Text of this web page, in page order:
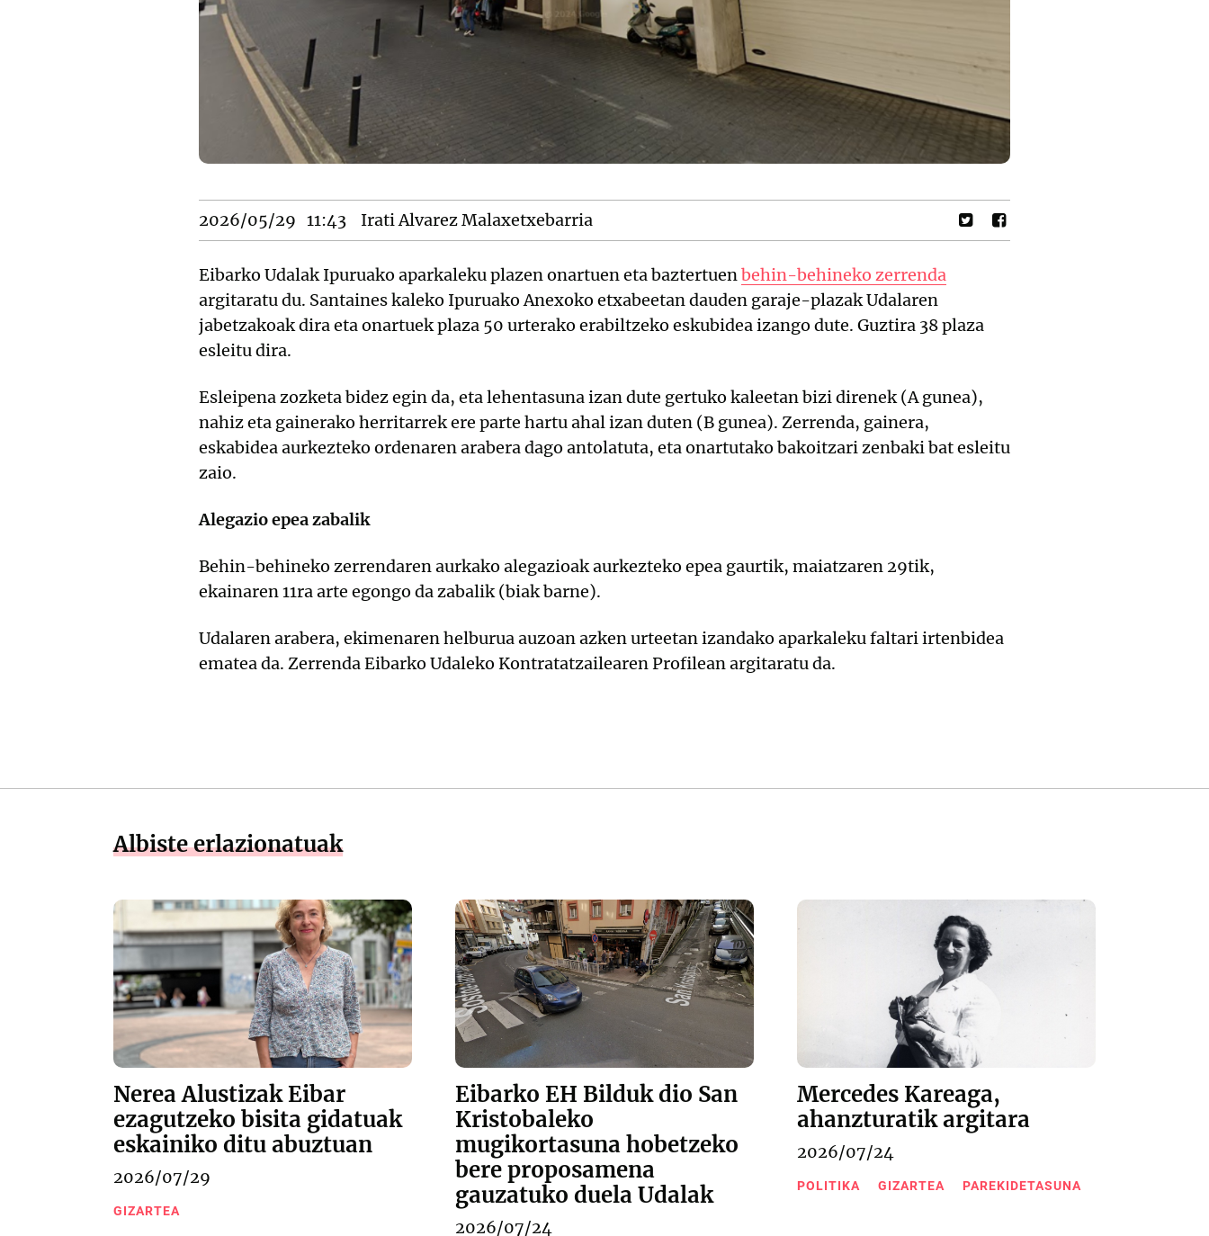
2026/05/29 11:43 Irati Alvarez Malaxetxebarria
Eibarko Udalak Ipuruako aparkaleku plazen onartuen eta baztertuenbehin-behineko zerrenda
argitaratu du. Santaines kaleko Ipuruako Anexoko etxabeetan dauden garaje-plazak Udalaren
jabetzakoak dira eta onartuek plaza 50 urterako erabiltzeko eskubidea izango dute. Guztira 38 plaza
esleitu dira.
Esleipena zozketa bidez egin da, eta lehentasuna izan dute gertuko kaleetan bizi direnek (A gunea),
nahiz eta gainerako herritarrek ere parte hartu ahal izan duten (B gunea). Zerrenda, gainera,
eskabidea aurkezteko ordenaren arabera dago antolatuta, eta onartutako bakoitzari zenbaki bat esleitu
zaio.
Alegazio epea zabalik
Behin-behineko zerrendaren aurkako alegazioak aurkezteko epea gaurtik, maiatzaren 29tik,
ekainaren 11ra arte egongo da zabalik (biak barne).
Udalaren arabera, ekimenaren helburua auzoan azken urteetan izandako aparkaleku faltari irtenbidea
ematea da. Zerrenda Eibarko Udaleko Kontratatzailearen Profilean argitaratu da.
Albiste erlazionatuak
Nerea Alustizak Eibar
ezagutzeko bisita gidatuak
eskainiko ditu abuztuan
2026/07/29
GIZARTEA
Eibarko EH Bilduk dio San
Kristobaleko
mugikortasuna hobetzeko
bere proposamena
gauzatuko duela Udalak
2026/07/24
Mercedes Kareaga,
ahanzturatik argitara
2026/07/24
POLITIKA GIZARTEA PAREKIDETASUNA